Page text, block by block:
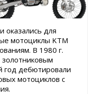
оказались для
мотоциклы KTM
В 1980 г.
год дебютировали
мотоциклов с